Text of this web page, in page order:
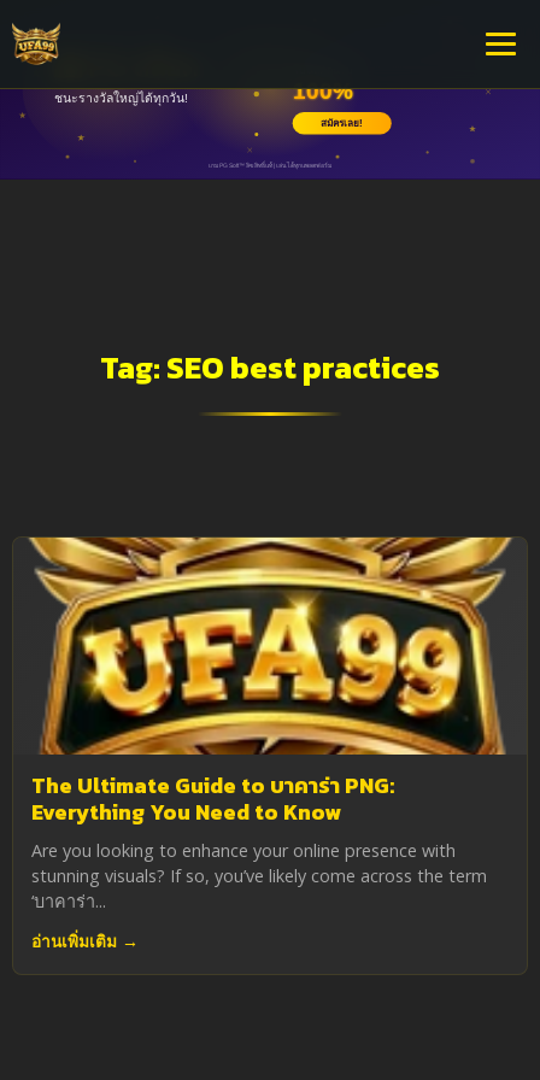
Tag:SEO best practices
The Ultimate Guide to บาคาร่า PNG:
Everything You Need to Know
Are you looking to enhance your online presence with
stunning visuals? If so, you’ve likely come across the term
‘บาคาร่า...
อ่านเพิ่มเติม →